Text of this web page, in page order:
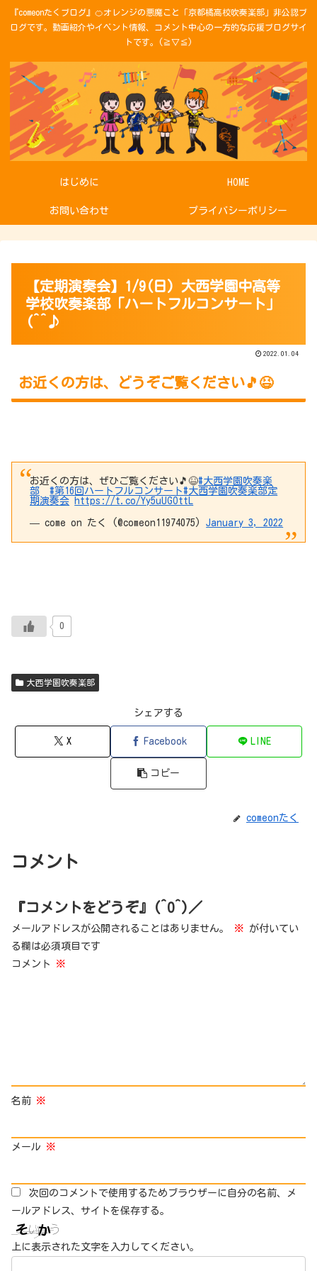
『comeonたくブログ』🍊オレンジの悪魔こと「京都橘高校吹奏楽部」非公認ブ
ログです。動画紹介やイベント情報、コメント中心の一方的な応援ブログサイ
トです。(≧▽≦)
はじめに HOME
お問い合わせ プライバシーポリシー
【定期演奏会】1/9(日) 大西学園中高等
学校吹奏楽部「ハートフルコンサート」
(^^♪
2022.01.04
お近くの方は、どうぞご覧ください🎵😆
お近くの方は、ぜひご覧ください🎵😆#大西学園吹奏楽
部
#第16回ハートフルコンサート#大西学園吹奏楽部定
期演奏会
https://t.co/Yy5uUGOttL
— come on たく (@comeon11974075)January 3, 2022
0
大西学園吹奏楽部
シェアする
X Facebook LINE
コピー
comeonたく
コメント
『コメントをどうぞ』(^O^)／
メールアドレスが公開されることはありません。 ※ が付いてい
る欄は必須項目です
コメント ※
名前 ※
メール ※
次回のコメントで使用するためブラウザーに自分の名前、メ
ールアドレス、サイトを保存する。
上に表示された文字を入力してください。